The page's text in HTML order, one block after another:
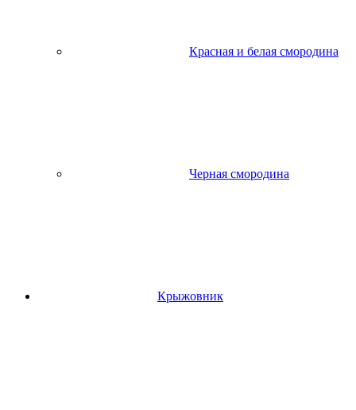
Красная и белая смородина
Черная смородина
Крыжовник